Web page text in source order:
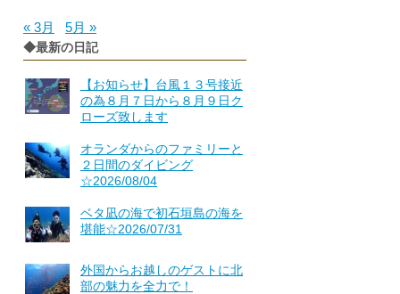
« 3月 5月 »
◆最新の日記
【お知らせ】台風１３号接近
の為８月７日から８月９日ク
ローズ致します
オランダからのファミリーと
２日間のダイビング
☆2026/08/04
ベタ凪の海で初石垣島の海を
堪能☆2026/07/31
外国からお越しのゲストに北
部の魅力を全力で！